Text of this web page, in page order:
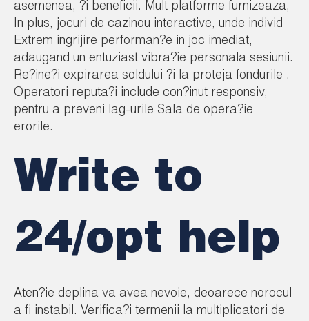
asemenea, ?i beneficii. Mult platforme furnizeaza,
In plus, jocuri de cazinou interactive, unde individ
Extrem ingrijire performan?e in joc imediat,
adaugand un entuziast vibra?ie personala sesiunii.
Re?ine?i expirarea soldului ?i la proteja fondurile .
Operatori reputa?i include con?inut responsiv,
pentru a preveni lag-urile Sala de opera?ie
erorile.
Write to
24/opt help
Aten?ie deplina va avea nevoie, deoarece norocul
a fi instabil. Verifica?i termenii la multiplicatori de